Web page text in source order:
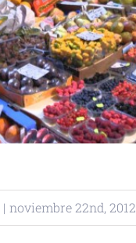
| noviembre 22nd, 2012